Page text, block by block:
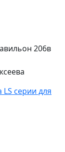
206в
серии для